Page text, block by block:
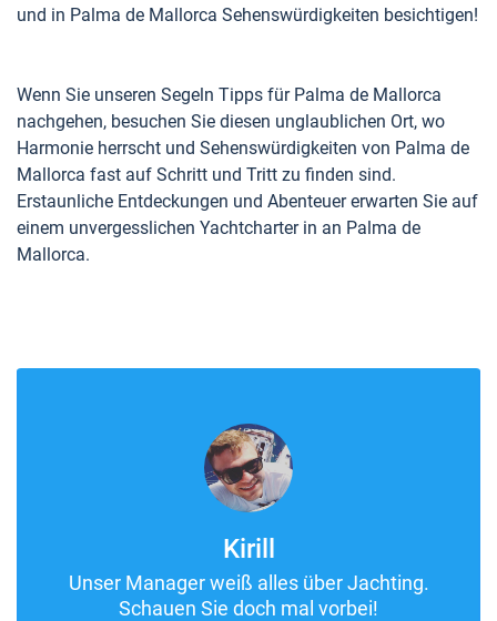
und in Palma de Mallorca Sehenswürdigkeiten besichtigen!
Wenn Sie unseren Segeln Tipps für Palma de Mallorca
nachgehen, besuchen Sie diesen unglaublichen Ort, wo
Harmonie herrscht und Sehenswürdigkeiten von Palma de
Mallorca fast auf Schritt und Tritt zu finden sind.
Erstaunliche Entdeckungen und Abenteuer erwarten Sie auf
einem unvergesslichen Yachtcharter in an Palma de
Mallorca.
Kirill
Unser Manager weiß alles über Jachting.
Schauen Sie doch mal vorbei!